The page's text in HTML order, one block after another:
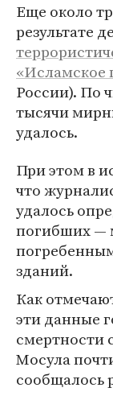
Еще около
результате
«Исламское
России). По
тысячи
удалось.
При этом в
что
удалось
погибших —
зданий.
Как
эти данные
смертности
Мосула
сообщалось